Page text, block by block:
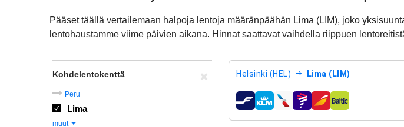
Pääset täällä vertailemaan halpoja lentoja määränpäähän Lima (LIM), joko
lentohaustamme viime päivien aikana. Hinnat saattavat vaihdella riippuen
Helsinki (HEL) Lima (LIM)
lentoyhtiöt
Kohdelentokenttä
Peru
Lima
muut